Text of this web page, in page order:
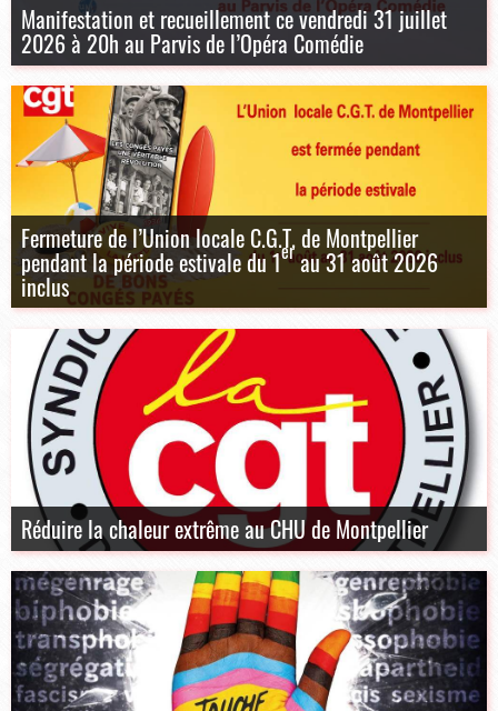
Manifestation et recueillement ce vendredi 31 juillet
2026 à 20h au Parvis de l’Opéra Comédie
Fermeture de l’Union locale C.G.T. de Montpellier
pendant la période estivale du 1erau 31 août 2026
inclus
Réduire la chaleur extrême au CHU de Montpellier